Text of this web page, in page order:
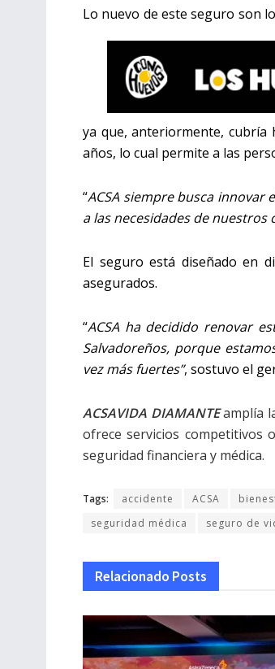
Lo nuevo de este seguro son
ya que, anteriormente, cubría
años, lo cual permite a las
“ACSA siempre busca
a las necesidades de nuestros
El seguro está diseñado en
asegurados.
“ACSA ha decidido renovar
Salvadoreños, porque
vez más fuertes”, sostuvo el
ACSAVIDA DIAMANTE amplía
ofrece servicios competitivos
seguridad financiera y médica.
Tags: accidente ACSA
seguridad médica
seguro de
Relacionado Posts